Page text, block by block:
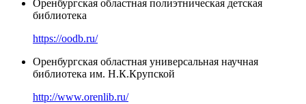
Оренбургская областная полиэтническая детская
библиотека
https://oodb.ru/
Оренбургская областная универсальная научная
библиотека им. Н.К.Крупской
http://www.orenlib.ru/